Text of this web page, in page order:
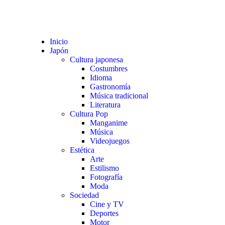
Inicio
Japón
Cultura japonesa
Costumbres
Idioma
Gastronomía
Música tradicional
Literatura
Cultura Pop
Manganime
Música
Videojuegos
Estética
Arte
Estilismo
Fotografía
Moda
Sociedad
Cine y TV
Deportes
Motor